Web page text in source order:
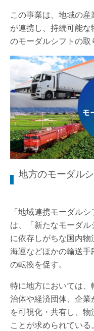
この事業は、地域の
が連携し、持続可能
のモーダルシフトの取
地方のモーダル
「地域連携モーダル
は、「新たなモーダ
に依存しがちな国内
海運などほかの輸送
の転換を促す。
特に地方においては
治体や経済団体、企
を可視化・共有し、
ことが求められてい